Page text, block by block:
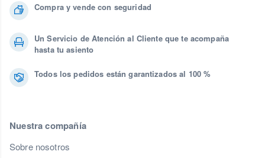
Compra y vende con seguridad
Un Servicio de Atención al Cliente que te acompaña
hasta tu asiento
Todos los pedidos están garantizados al 100 %
Nuestra compañía
Sobre nosotros